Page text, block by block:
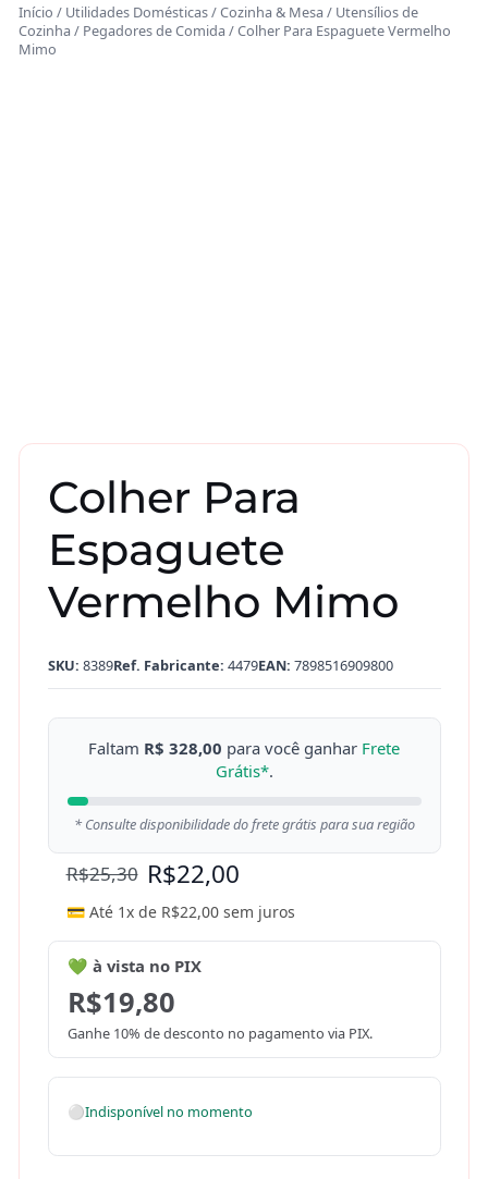
Início / Utilidades Domésticas/Cozinha & Mesa / Utensílios de
Cozinha / Pegadores de Comida / Colher Para Espaguete Vermelho
Mimo
Colher Para
Espaguete
Vermelho Mimo
SKU: 8389Ref. Fabricante: 4479EAN: 7898516909800
Faltam R$ 328,00 para você ganhar Frete
Grátis*.
* Consulte disponibilidade do frete grátis para sua região
R$25,30 R$22,00
💳 Até 1x de R$22,00sem juros
💚 à vista no PIX
R$19,80
Ganhe 10% de desconto no pagamento via PIX.
⚪Indisponível no momento